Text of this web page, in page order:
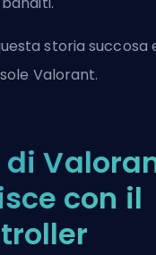
storia succosa
Valorant.
di
con il